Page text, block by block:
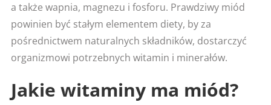
a także wapnia, magnezu i fosforu. Prawdziwy miód
powinien być stałym elementem diety, by za
pośrednictwem naturalnych składników, dostarczyć
organizmowi potrzebnych witamin i minerałów.
Jakie witaminy ma miód?